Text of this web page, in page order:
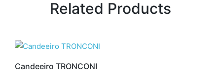
Related Products
Candeeiro TRONCONI